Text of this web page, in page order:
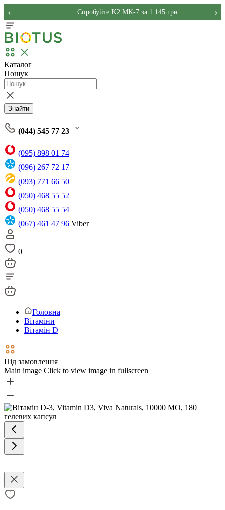
Спробуйте K2 MK-7 за 1 145 грн
‹ ›
Каталог
Пошук
Знайти
(044) 545 77 23
(095) 898 01 74
(096) 267 72 17
(093) 771 66 50
(050) 468 55 52
(050) 468 55 54
(067) 461 47 96 Viber
0
Головна
Вітаміни
Вітамін D
Під замовлення
Main image Click to view image in fullscreen